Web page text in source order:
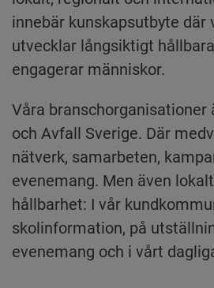
innebär kunskapsutbyte
utvecklar långsiktigt
engagerar människor.
Våra branschorganisationer
och Avfall Sverige. Där
nätverk, samarbeten,
evenemang. Men även
hållbarhet: I vår
skolinformation, på
evenemang och i vårt